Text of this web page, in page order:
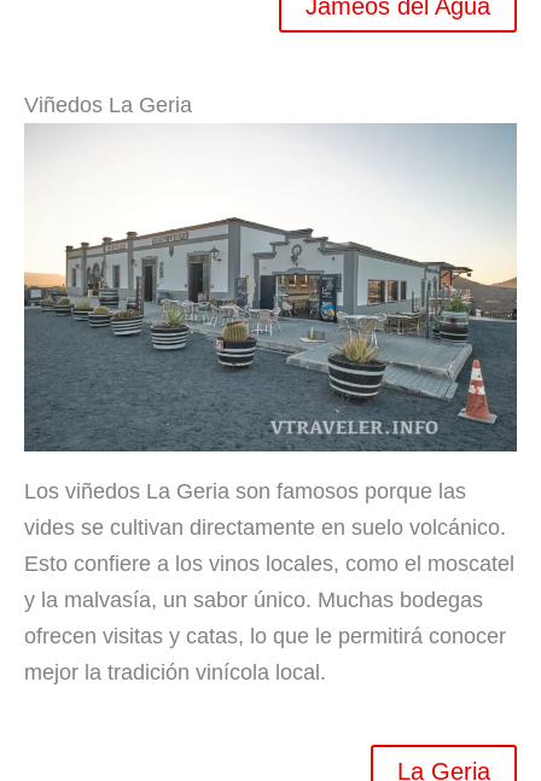
Jameos del Agua
Viñedos La Geria
Los viñedos La Geria son famosos porque las
vides se cultivan directamente en suelo volcánico.
Esto confiere a los vinos locales, como el moscatel
y la malvasía, un sabor único. Muchas bodegas
ofrecen visitas y catas, lo que le permitirá conocer
mejor la tradición vinícola local.
La Geria